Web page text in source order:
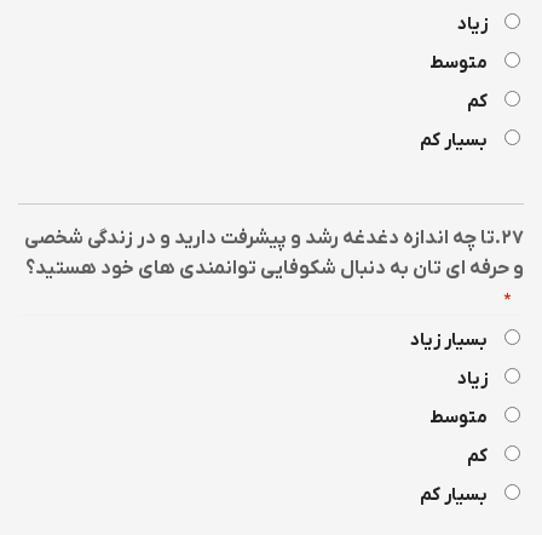
زیاد
متوسط
کم
بسیار کم
۲۷.تا چه اندازه دغدغه رشد و پیشرفت دارید و در زندگی شخصی
و حرفه ای تان به دنبال شکوفایی توانمندی های خود هستید؟
*
بسیار زیاد
زیاد
متوسط
کم
بسیار کم